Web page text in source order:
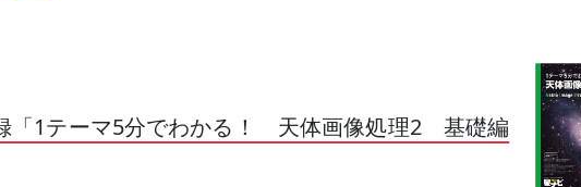
「1テーマ5分でわかる！ 天体画像処理2 基礎編